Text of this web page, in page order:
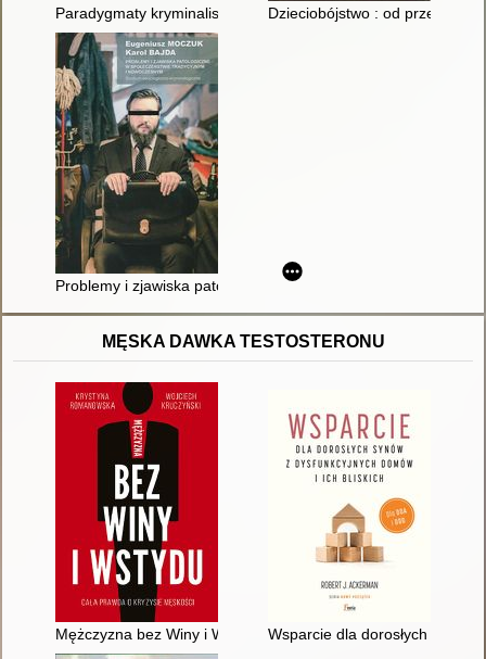
Paradygmaty kryminalistyki Dzieciobójstwo : od przepisu
Problemy i zjawiska patologiczne w społeczeństwie
MĘSKA DAWKA TESTOSTERONU
Mężczyzna bez Winy i Wstydu : cała prawda o kryzysie
Wsparcie dla dorosłych synów